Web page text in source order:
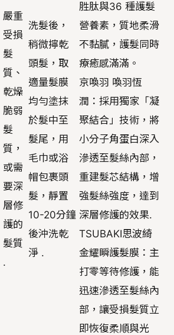
嚴重
受損
髮
質、
乾燥
脆弱
髮
質，
或需
要深
層修
護的
髮質
.
洗髮後，
稍微擰乾
頭髮，取
適量髮膜
均勻塗抹
於髮中至
髮尾，用
毛巾或浴
帽包裹頭
髮，靜置
10-20分鐘
後沖洗乾
淨 .
胜肽與36 種護髮
營養素，質地柔滑
不黏膩，護髮同時
療癒感滿滿。
京喚羽 喚羽恆
潤：採用獨家「凝
聚結合」技術，將
小分子角蛋白深入
滲透至髮絲內部，
重建髮芯結構，增
強髮絲強度，達到
深層修護的效果.
TSUBAKI思波綺
金耀瞬護髮膜：主
打零等待修護，能
迅速滲透至髮絲內
部，讓受損髮質立
即恢復柔順與光